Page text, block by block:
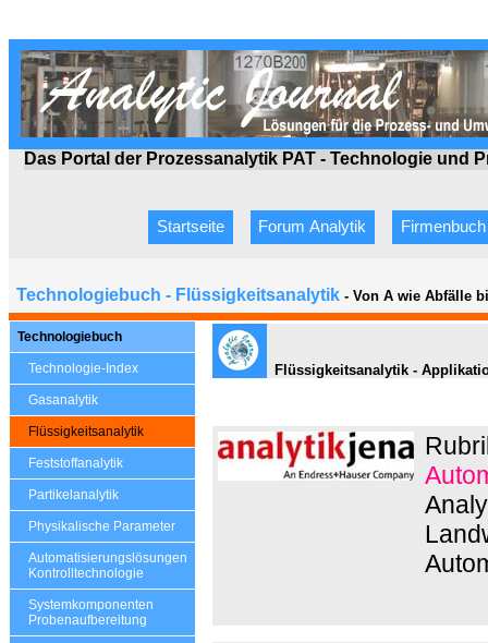
Das Portal der Prozessanalytik PAT - Technologie und
Startseite Forum Analytik Firmenbuch
Technologiebuch - Flüssigkeitsanalytik - Von A wie Abfälle
Technologiebuch
Technologie-Index
Gasanalytik
Flüssigkeitsanalytik
Feststoffanalytik
Partikelanalytik
Physikalische Parameter
Automatisierungslösungen
Kontrolltechnologie
Systemkomponenten
Probenaufbereitung
Flüssigkeitsanalytik -